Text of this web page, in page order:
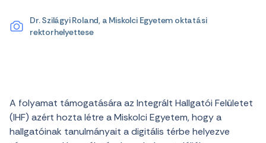
Dr. Szilágyi Roland, a Miskolci Egyetem oktatási
rektorhelyettese
A folyamat támogatására az Integrált Hallgatói Felületet
(IHF) azért hozta létre a Miskolci Egyetem, hogy a
hallgatóinak tanulmányait a digitális térbe helyezve